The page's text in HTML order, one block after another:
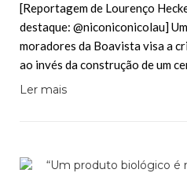
[Reportagem de Lourenço
destaque: @niconiconicolau]
moradores da Boavista visa a
ao invés da construção de um
Ler mais